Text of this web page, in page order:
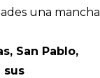
una mancha
San Pablo,
sus